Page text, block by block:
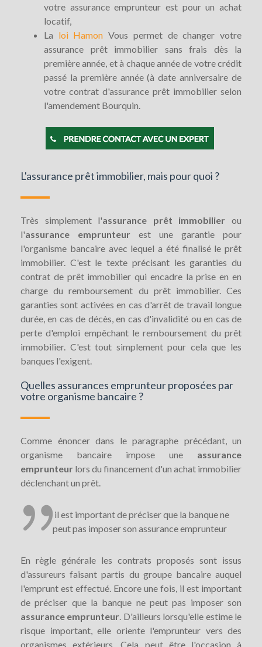
votre assurance emprunteur est pour un achat
locatif,
La loi Hamon Vous permet de changer votre
assurance prêt immobilier sans frais dès la
première année, et à chaque année de votre crédit
passé la première année (à date anniversaire de
votre contrat d'assurance prêt immobilier selon
l'amendement Bourquin.
L'assurance prêt immobilier, mais pour quoi ?
Très simplement l'assurance prêt immobilier ou
l'assurance emprunteur est une garantie pour
l'organisme bancaire avec lequel a été finalisé le prêt
immobilier. C'est le texte précisant les garanties du
contrat de prêt immobilier qui encadre la prise en en
charge du remboursement du prêt immobilier. Ces
garanties sont activées en cas d'arrêt de travail longue
durée, en cas de décès, en cas d'invalidité ou en cas de
perte d'emploi empêchant le remboursement du prêt
immobilier. C'est tout simplement pour cela que les
banques l'exigent.
Quelles assurances emprunteur proposées par
votre organisme bancaire ?
Comme énoncer dans le paragraphe précédant, un
organisme bancaire impose une assurance
emprunteur lors du financement d'un achat immobilier
déclenchant un prêt.
il est important de préciser que la banque ne
peut pas imposer son assurance emprunteur
En règle générale les contrats proposés sont issus
d'assureurs faisant partis du groupe bancaire auquel
l'emprunt est effectué. Encore une fois, il est important
de préciser que la banque ne peut pas imposer son
assurance emprunteur. D'ailleurs lorsqu'elle estime le
risque important, elle oriente l'emprunteur vers des
organismes extérieurs. Cela peut être l'occasion à